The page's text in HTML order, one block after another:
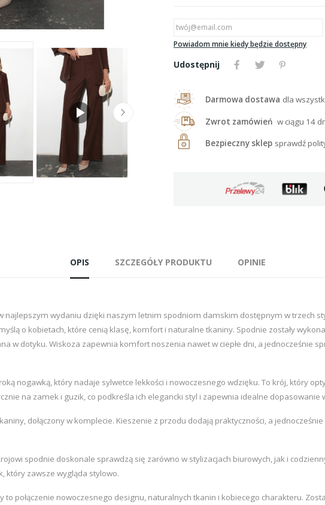
Powiadom mnie kiedy będzie dostępny
Udostępnij
Darmowa dostawa dla
Zwrot zamówień w ciągu 14
Bezpieczny sklep sprawdź
OPIS SZCZEGÓŁY PRODUKTU OPINIE
najlepszym wydaniu dzięki naszym letnim spodniom damskim dostępnym w trzech
o kobietach, które cenią klasę, komfort i naturalne tkaniny. Spodnie zostały
w dotyku. Wiskoza zapewnia komfort noszenia nawet w ciepłe dni, a jednocześnie
nogawką, który nadaje sylwetce lekkości i nowoczesnego wdzięku. To krój, który
na zamek i guzik, co podkreśla ich elegancki styl i zapewnia idealne dopasowanie
dołączony w komplecie. Kieszenie z przodu dodają praktyczności, a
spodnie doskonale sprawdzą się zarówno w stylizacjach biurowych, jak i
który zawsze wygląda stylowo.
połączenie nowoczesnego designu, naturalnych tkanin i kobiecego charakteru.